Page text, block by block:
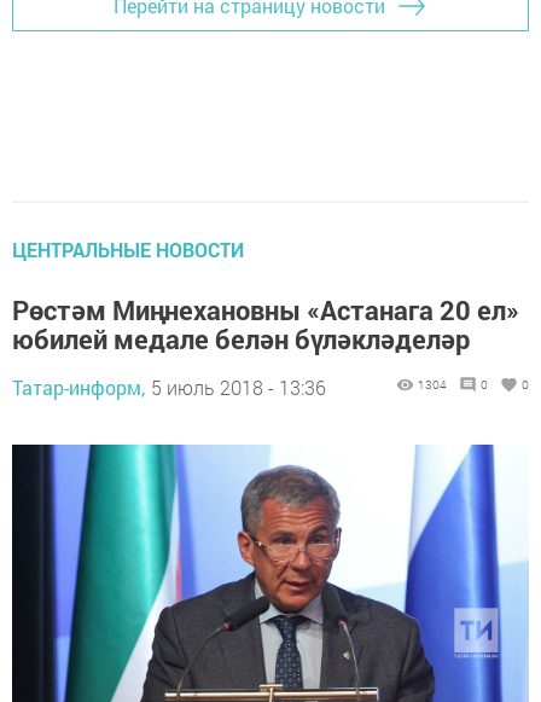
Перейти на страницу новости
ЦЕНТРАЛЬНЫЕ НОВОСТИ
Рөстәм Миңнехановны «Астанага 20 ел»
юбилей медале белән бүләкләделәр
Татар-информ, 5 июль 2018 - 13:36 1304 0 0